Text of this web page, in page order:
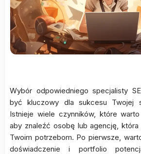
Wybór odpowiedniego specjalisty
być kluczowy dla sukcesu Twojej
Istnieje wiele czynników, które
aby znaleźć osobę lub agencję, która
Twoim potrzebom. Po pierwsze,
doświadczenie i portfolio